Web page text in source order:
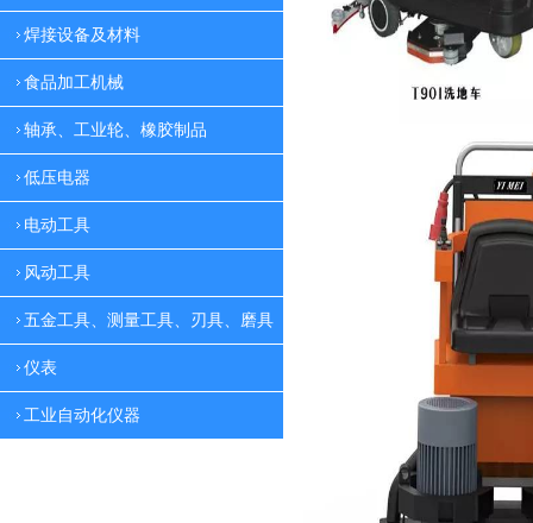
焊接设备及材料
食品加工机械
轴承、工业轮、橡胶制品
低压电器
电动工具
风动工具
五金工具、测量工具、刃具、磨具
仪表
工业自动化仪器